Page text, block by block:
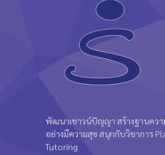
พัฒนาเชาวน์ปัญญา สร้างฐานควา
อย่างมีความสุข สนุกกับวิชาการ
Tutoring